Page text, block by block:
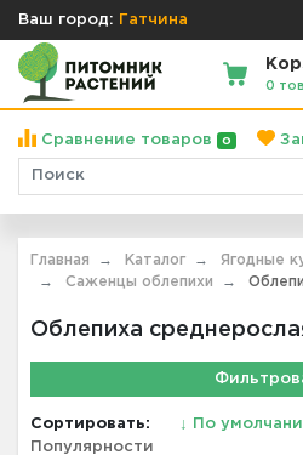
Ваш город: Гатчина
0
Сравнение товаров 0
Главная Каталог
Ягодные
Саженцы облепихи
Облепиха
Сортировать: ↓ По
Популярности